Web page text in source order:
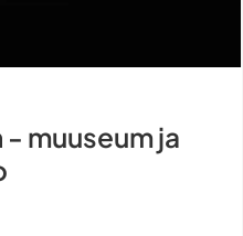
- muuseum ja